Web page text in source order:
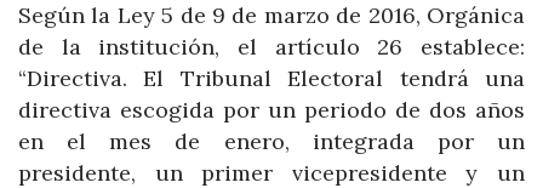
Según la Ley 5 de 9 de marzo de 2016, Orgánica
de la institución, el artículo 26 establece:
“Directiva. El Tribunal Electoral tendrá una
directiva escogida por un periodo de dos años
en el mes de enero, integrada por un
presidente, un primer vicepresidente y un